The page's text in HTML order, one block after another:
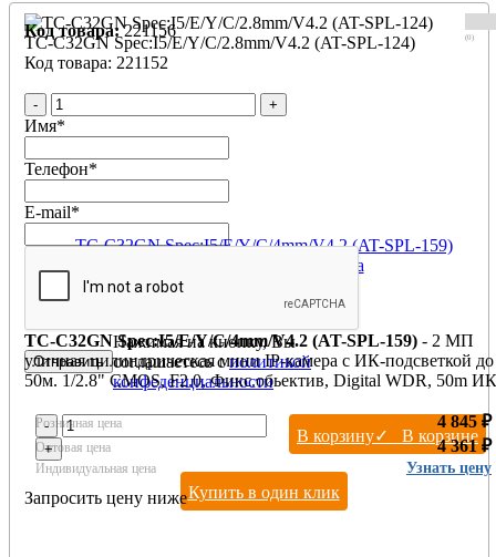
TC-C32GN Spec:I5/E/Y/C/2.8mm/V4.2 (AT-SPL-124)
Код товара: 221152
- +
Имя*
Телефон*
E-mail*
Нажимая на кнопку, Вы
соглашаетесь сполитикой
конфеденциальности
-
+
В корзину✓ В корзине
Купить в один клик
Код товара: 221156 (0)
TC-C32GN Spec:I5/E/Y/C/4mm/V4.2 (AT-SPL-159)
цилиндрическая IP камера
Производитель: Tiandy
TC-C32GN Spec:I5/E/Y/C/4mm/V4.2 (AT-SPL-159) - 2 МП
уличная цилиндрическая мини IP-камера с ИК-подсветкой до
50м. 1/2.8" CMOS, F2.0, Фикс.обьектив, Digital WDR, 50m
макролоновый корпус
Розничная цена 4 845 ₽
Оптовая цена 4 361 ₽
Индивидуальная цена Узнать цену
Запросить цену ниже